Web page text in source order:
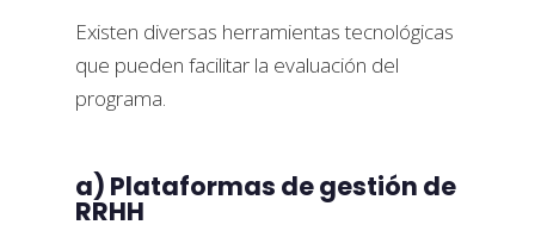
Existen diversas herramientas tecnológicas
que pueden facilitar la evaluación del
programa.
a) Plataformas de gestión de
RRHH